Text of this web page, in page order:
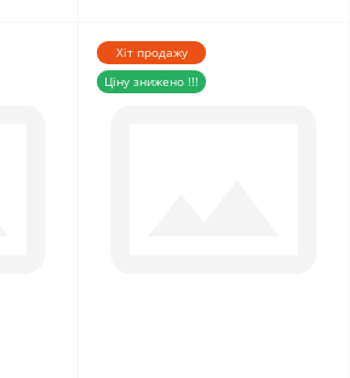
Хіт продажу
Ціну знижено !!!